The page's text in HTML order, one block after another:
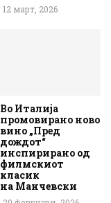
12 март, 2026
Во Италија
промовирано ново
вино „Пред
дождот“
инспирирано од
филмскиот
класик
на Манчевски